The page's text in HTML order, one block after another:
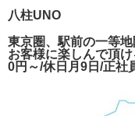
八柱UNO
東京圏、駅前の一等
お客様に楽しんで頂
0円～/休日月9日/正社